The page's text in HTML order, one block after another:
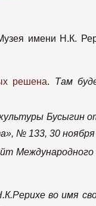
имени Н.К.
решена. Там
Бусыгин
№ 133, 30
во имя